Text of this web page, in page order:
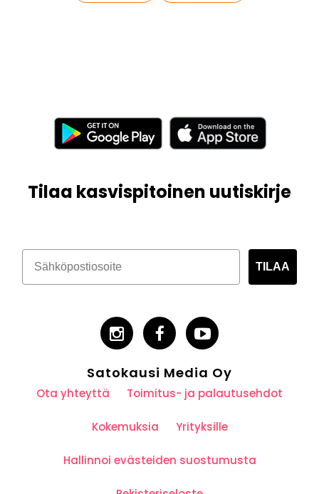
Tilaa kasvispitoinen uutiskirje
TILAA
Satokausi Media Oy
Ota yhteyttä Toimitus- ja palautusehdot
Kokemuksia Yrityksille
Hallinnoi evästeiden suostumusta